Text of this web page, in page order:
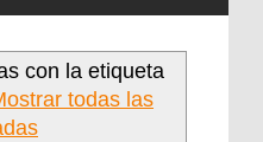
con la etiqueta
todas las